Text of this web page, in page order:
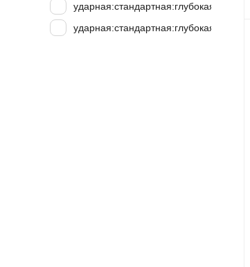
ударная:стандартная:глубокая
ударная:стандартная:глубокая:тонкая